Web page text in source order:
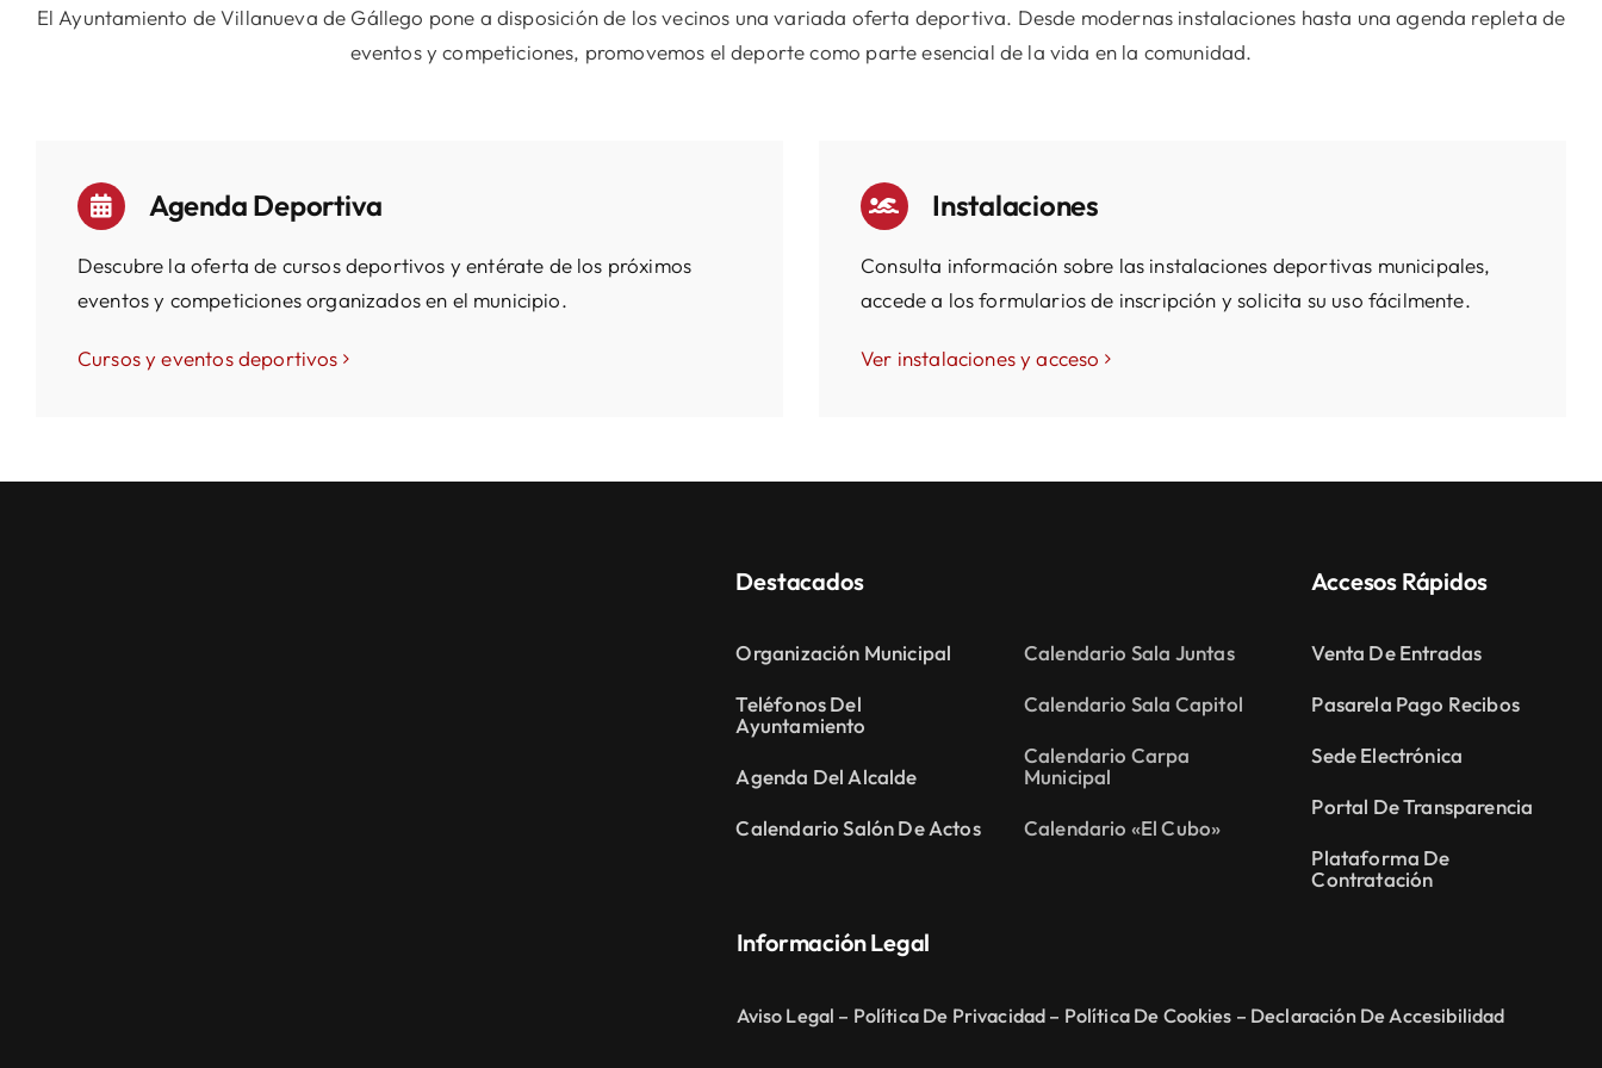
Cultura
Contacto
El Ayuntamiento de Villanueva de Gállego pone a disposición de los vecinos una variada oferta deportiva. Desde modernas instalaciones hasta una agenda repleta de
eventos y competiciones, promovemos el deporte como parte esencial de la vida en la comunidad.
Agenda Deportiva
Descubre la oferta de cursos deportivos y entérate de los próximos
eventos y competiciones organizados en el municipio.
Cursos y eventos deportivos
Instalaciones
Consulta información sobre las instalaciones deportivas municipales,
accede a los formularios de inscripción y solicita su uso fácilmente.
Ver instalaciones y acceso
Destacados
Organización Municipal
Teléfonos Del
Ayuntamiento
Agenda Del Alcalde
Calendario Salón De Actos
Calendario Sala Juntas
Calendario Sala Capitol
Calendario Carpa
Municipal
Calendario «El Cubo»
Accesos Rápidos
Venta De Entradas
Pasarela Pago Recibos
Sede Electrónica
Portal De Transparencia
Plataforma De
Contratación
Información Legal
Aviso Legal – Política De Privacidad – Política De Cookies – Declaración De Accesibilidad